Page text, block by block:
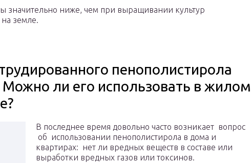
значительно ниже, чем при выращивании культур
земле.
пенополистирола
ли его использовать в жилом
В последнее время довольно часто возникает вопрос
об использовании пенополистирола в дома и
квартирах: нет ли вредных веществ в составе или
выработки вредных газов или токсинов.